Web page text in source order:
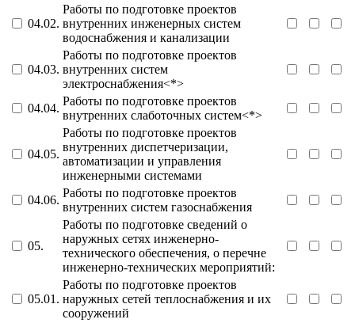
04.02.
Работы по подготовке проектов
внутренних инженерных систем
водоснабжения и канализации
04.03.
Работы по подготовке проектов
внутренних систем
электроснабжения<*>
04.04.
Работы по подготовке проектов
внутренних слаботочных систем<*>
04.05.
Работы по подготовке проектов
внутренних диспетчеризации,
автоматизации и управления
инженерными системами
04.06.
Работы по подготовке проектов
внутренних систем газоснабжения
05.
Работы по подготовке сведений о
наружных сетях инженерно-
технического обеспечения, о перечне
инженерно-технических мероприятий:
05.01.
Работы по подготовке проектов
наружных сетей теплоснабжения и их
сооружений